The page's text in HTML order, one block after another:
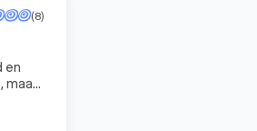
(8)
en
maar